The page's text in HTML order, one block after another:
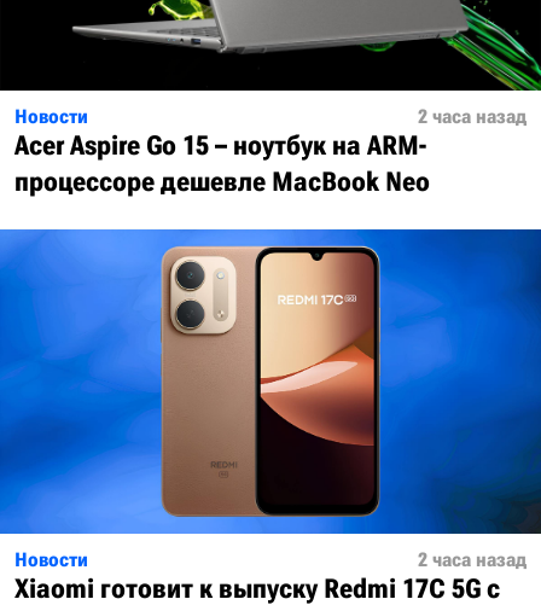
Новости 2 часа назад
Acer Aspire Go 15 – ноутбук на ARM-
процессоре дешевле MacBook Neo
Новости 2 часа назад
Xiaomi готовит к выпуску Redmi 17C 5G с